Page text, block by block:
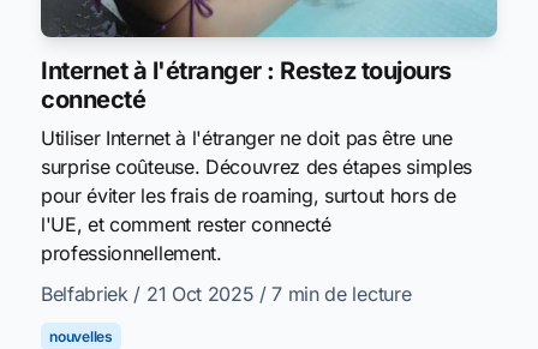
Internet à l'étranger : Restez toujours
connecté
Utiliser Internet à l'étranger ne doit pas être une
surprise coûteuse. Découvrez des étapes simples
pour éviter les frais de roaming, surtout hors de
l'UE, et comment rester connecté
professionnellement.
Belfabriek / 21 Oct 2025 / 7 min de lecture
nouvelles